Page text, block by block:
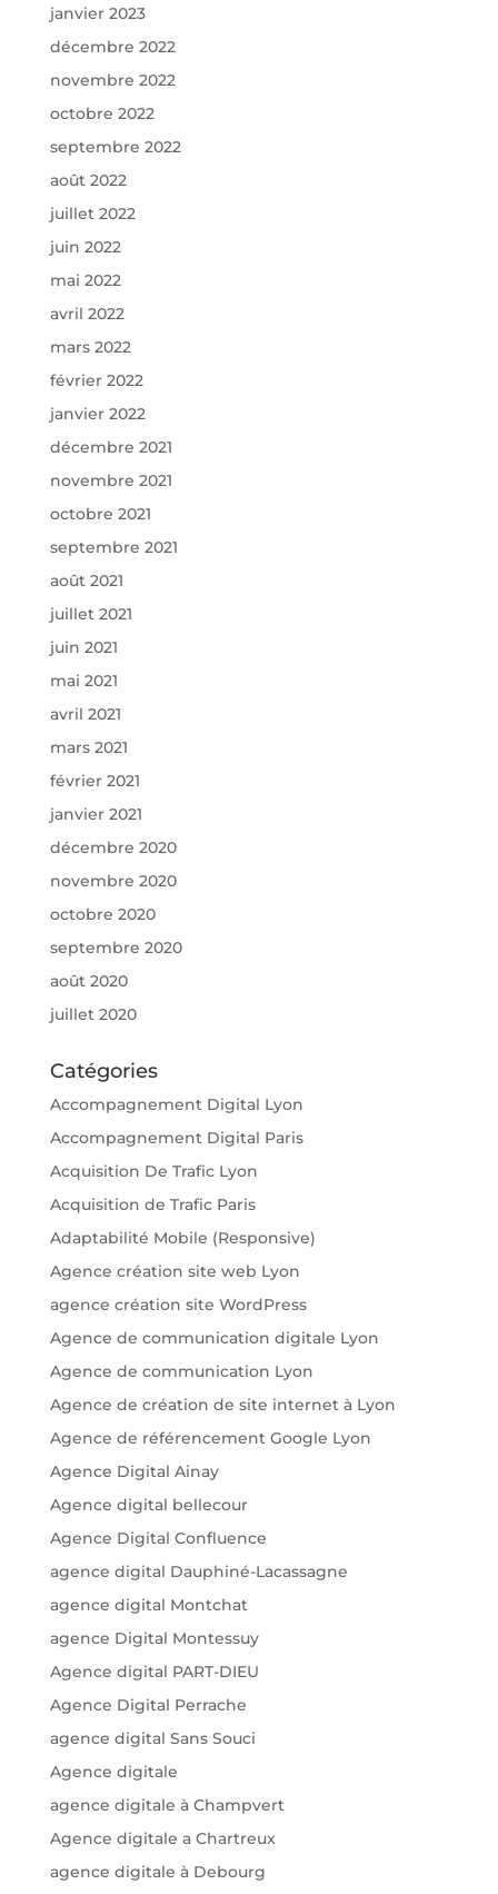
janvier 2023
décembre 2022
novembre 2022
octobre 2022
septembre 2022
août 2022
juillet 2022
juin 2022
mai 2022
avril 2022
mars 2022
février 2022
janvier 2022
décembre 2021
novembre 2021
octobre 2021
septembre 2021
août 2021
juillet 2021
juin 2021
mai 2021
avril 2021
mars 2021
février 2021
janvier 2021
décembre 2020
novembre 2020
octobre 2020
septembre 2020
août 2020
juillet 2020
Catégories
Accompagnement Digital Lyon
Accompagnement Digital Paris
Acquisition De Trafic Lyon
Acquisition de Trafic Paris
Adaptabilité Mobile (Responsive)
Agence création site web Lyon
agence création site WordPress
Agence de communication digitale Lyon
Agence de communication Lyon
Agence de création de site internet à Lyon
Agence de référencement Google Lyon
Agence Digital Ainay
Agence digital bellecour
Agence Digital Confluence
agence digital Dauphiné-Lacassagne
agence digital Montchat
agence Digital Montessuy
Agence digital PART-DIEU
Agence Digital Perrache
agence digital Sans Souci
Agence digitale
agence digitale à Champvert
Agence digitale a Chartreux
agence digitale à Debourg